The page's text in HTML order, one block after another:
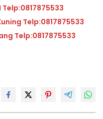
Alamat kantor BCA KCU BATAM Telp:0817875533
Alamat kantor BCA KCP Muka Kuning Telp:0817875533
Alamat kantor BCA KCP Kas Kijang Telp:0817875533